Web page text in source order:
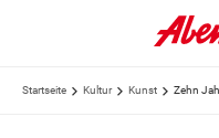
Startseite Kultur Kunst Zehn